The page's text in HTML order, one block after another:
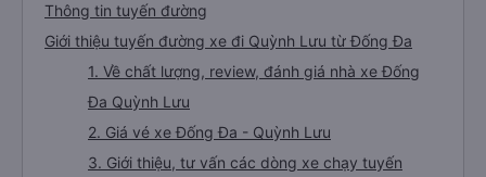
Thông tin tuyến đường
Giới thiệu tuyến đường xe đi Quỳnh Lưu từ Đống Đa
1. Về chất lượng, review, đánh giá nhà xe Đống
Đa Quỳnh Lưu
2. Giá vé xe Đống Đa - Quỳnh Lưu
3. Giới thiệu, tư vấn các dòng xe chạy tuyến